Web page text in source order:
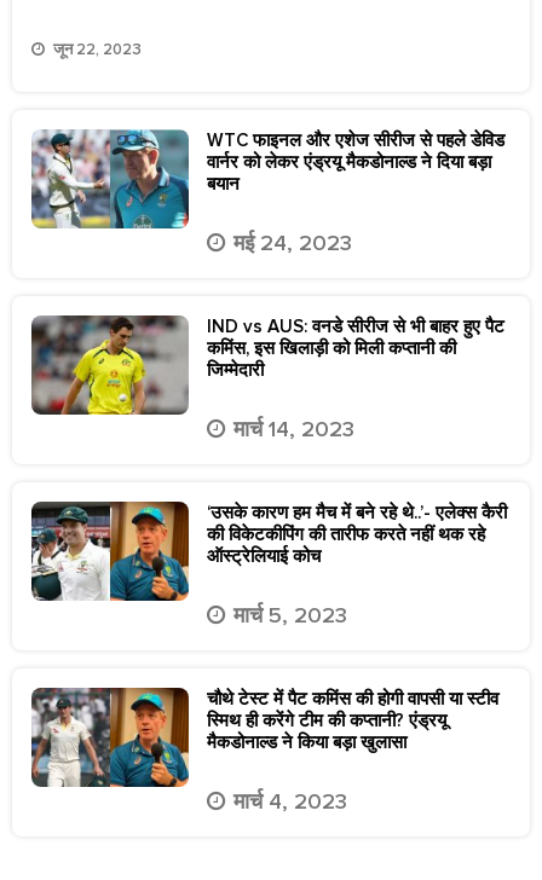
जून 22, 2023
WTC फाइनल और एशेज सीरीज से पहले डेविड
वार्नर को लेकर एंड्रयू मैकडोनाल्ड ने दिया बड़ा
बयान
मई 24, 2023
IND vs AUS: वनडे सीरीज से भी बाहर हुए पैट
कमिंस, इस खिलाड़ी को मिली कप्तानी की
जिम्मेदारी
मार्च 14, 2023
‘उसके कारण हम मैच में बने रहे थे..’- एलेक्स कैरी
की विकेटकीपिंग की तारीफ करते नहीं थक रहे
ऑस्ट्रेलियाई कोच
मार्च 5, 2023
चौथे टेस्ट में पैट कमिंस की होगी वापसी या स्टीव
स्मिथ ही करेंगे टीम की कप्तानी? एंड्रयू
मैकडोनाल्ड ने किया बड़ा खुलासा
मार्च 4, 2023